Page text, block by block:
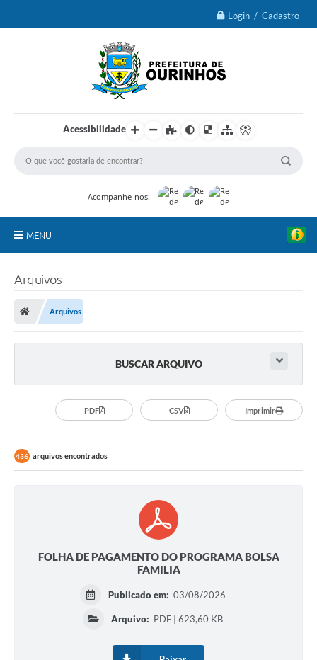
Login / Cadastro
Acessibilidade
Acompanhe-nos:
MENU
Prefeitura
Vagas de Emprego
Ouvidoria
Arquivos
Arquivos
BUSCAR ARQUIVO
PDF CSV Imprimir
436 arquivos encontrados
FOLHA DE PAGAMENTO DO PROGRAMA BOLSA
FAMILIA
Publicado em: 03/08/2026
Arquivo: PDF | 623,60 KB